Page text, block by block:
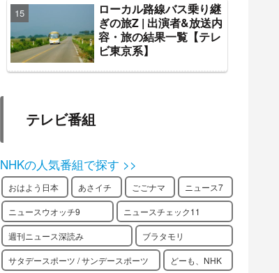
ローカル路線バス乗り継
ぎの旅Z | 出演者&放送内
容・旅の結果一覧【テレ
ビ東京系】
テレビ番組
NHKの人気番組で探す >>
おはよう日本 あさイチ ごごナマ ニュース7
ニュースウオッチ9 ニュースチェック11
週刊ニュース深読み ブラタモリ
サタデースポーツ / サンデースポーツ どーも、NHK